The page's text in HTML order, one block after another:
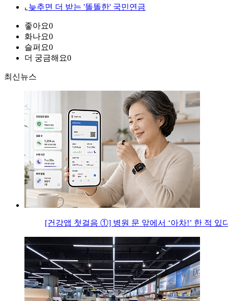
⌞ 늦추면 더 받는 '똘똘한' 국민연금
좋아요0
화나요0
슬퍼요0
더 궁금해요0
최신뉴스
[건강앱 첫걸음 ①] 병원 문 앞에서 ‘아차!’ 한 적 있